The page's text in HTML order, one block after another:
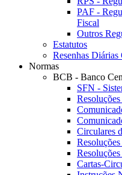
PAF -
Fiscal
Outros
Estatutos
Resenhas Diárias
Normas
BCB - Banco
SFN -
Circulares
Cartas-